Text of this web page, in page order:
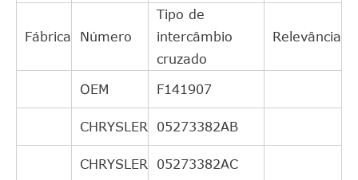
Fábrica Número
Tipo de
intercâmbio
cruzado
Relevância
OEM F141907
CHRYSLER 05273382AB
CHRYSLER 05273382AC